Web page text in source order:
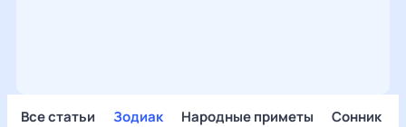
Все статьи Зодиак Народные приметы Сонник